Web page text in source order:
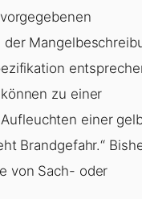
zu einer
einer
Brandgefahr.“
von Sach- oder